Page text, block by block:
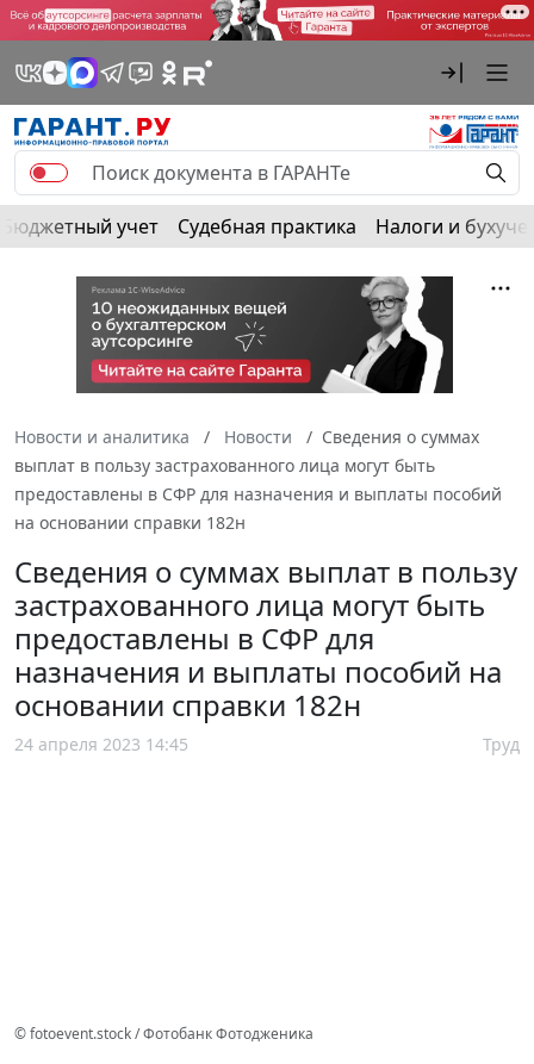
Бюджетный учет Судебная практика Налоги и
Новости и аналитика Новости
Сведения о суммах
выплат в пользу застрахованного лица могут быть
предоставлены в СФР для назначения и выплаты пособий
на основании справки 182н
Сведения о суммах выплат в пользу
застрахованного лица могут быть
предоставлены в СФР для
назначения и выплаты пособий на
основании справки 182н
24 апреля 2023 14:45 Труд
© fotoevent.stock / Фотобанк Фотодженика